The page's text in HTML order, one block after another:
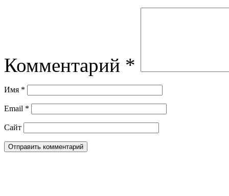
Комментарий *
Имя *
Email *
Сайт